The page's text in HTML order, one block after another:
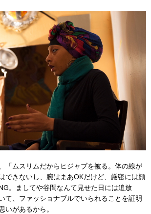
「ムスリムだからヒジャブを被る。体の線が
できないし、腕はまあOKだけど、厳密には顔
。ましてや谷間なんて見せた日には追放
て、ファッショナブルでいられることを証明
いがあるから。